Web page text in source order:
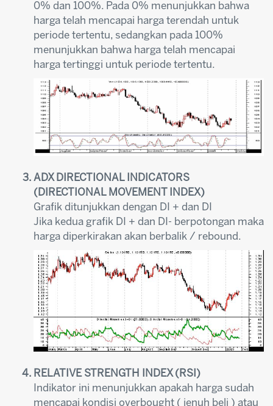
0% dan 100%. Pada 0% menunjukkan bahwa
harga telah mencapai harga terendah untuk
periode tertentu, sedangkan pada 100%
menunjukkan bahwa harga telah mencapai
harga tertinggi untuk periode tertentu.
ADX DIRECTIONAL INDICATORS
(DIRECTIONAL MOVEMENT INDEX)
Grafik ditunjukkan dengan DI + dan DI
Jika kedua grafik DI + dan DI- berpotongan maka
harga diperkirakan akan berbalik / rebound.
RELATIVE STRENGTH INDEX (RSI)
Indikator ini menunjukkan apakah harga sudah
mencapai kondisi overbought ( jenuh beli ) atau